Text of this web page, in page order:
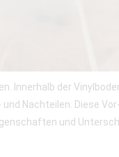
Innerhalb der
Nachteilen. Diese
und